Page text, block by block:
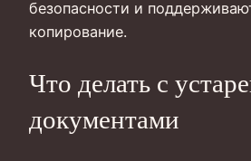
безопасности и
копирование.
Что делать с
документами